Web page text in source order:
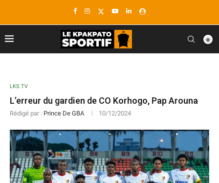
LKS TV
L’erreur du gardien de CO Korhogo, Pap Arouna
Rédigé par : Prince De GBA 10/12/2024